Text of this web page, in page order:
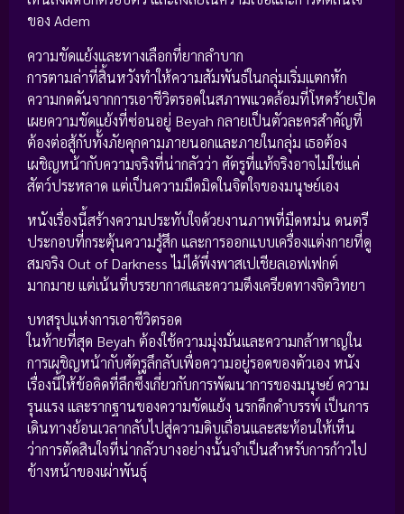
ของ Adem
ความขัดแย้งและทางเลือกที่ยากลำบาก
การตามล่าที่สิ้นหวังทำให้ความสัมพันธ์ในกลุ่มเริ่มแตกหัก
ความกดดันจากการเอาชีวิตรอดในสภาพแวดล้อมที่โหดร้ายเปิด
เผยความขัดแย้งที่ซ่อนอยู่ Beyah กลายเป็นตัวละครสำคัญที่
ต้องต่อสู้กับทั้งภัยคุกคามภายนอกและภายในกลุ่ม เธอต้อง
เผชิญหน้ากับความจริงที่น่ากลัวว่า ศัตรูที่แท้จริงอาจไม่ใช่แค่
สัตว์ประหลาด แต่เป็นความมืดมิดในจิตใจของมนุษย์เอง
หนังเรื่องนี้สร้างความประทับใจด้วยงานภาพที่มืดหม่น ดนตรี
ประกอบที่กระตุ้นความรู้สึก และการออกแบบเครื่องแต่งกายที่ดู
สมจริง Out of Darkness ไม่ได้พึ่งพาสเปเชียลเอฟเฟกต์
มากมาย แต่เน้นที่บรรยากาศและความตึงเครียดทางจิตวิทยา
บทสรุปแห่งการเอาชีวิตรอด
ในท้ายที่สุด Beyah ต้องใช้ความมุ่งมั่นและความกล้าหาญใน
การเผชิญหน้ากับศัตรูลึกลับเพื่อความอยู่รอดของตัวเอง หนัง
เรื่องนี้ให้ข้อคิดที่ลึกซึ้งเกี่ยวกับการพัฒนาการของมนุษย์ ความ
รุนแรง และรากฐานของความขัดแย้ง นรกดึกดำบรรพ์ เป็นการ
เดินทางย้อนเวลากลับไปสู่ความดิบเถื่อนและสะท้อนให้เห็น
ว่าการตัดสินใจที่น่ากลัวบางอย่างนั้นจำเป็นสำหรับการก้าวไป
ข้างหน้าของเผ่าพันธุ์